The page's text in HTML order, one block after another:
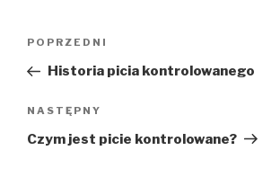
Nawigacja
Poprzedni
wpis
POPRZEDNI
Historia picia kontrolowanego
Następny
wpis
NASTĘPNY
Czym jest picie kontrolowane?